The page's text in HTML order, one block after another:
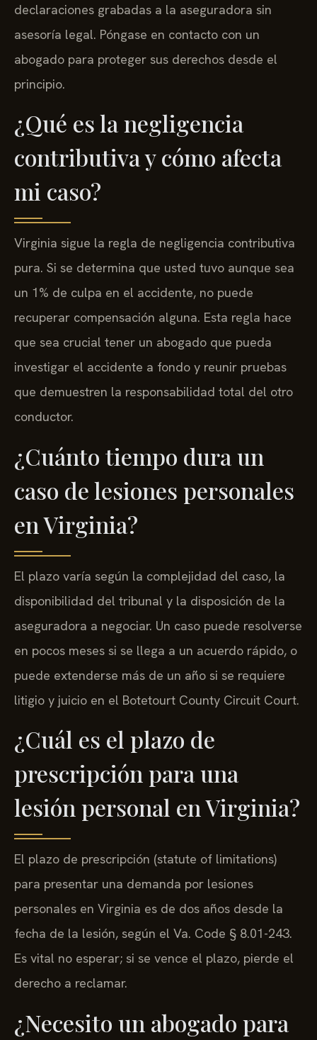
declaraciones grabadas a la aseguradora sin
asesoría legal. Póngase en contacto con un
abogado para proteger sus derechos desde el
principio.
¿Qué es la negligencia
contributiva y cómo afecta
mi caso?
Virginia sigue la regla de negligencia contributiva
pura. Si se determina que usted tuvo aunque sea
un 1% de culpa en el accidente, no puede
recuperar compensación alguna. Esta regla hace
que sea crucial tener un abogado que pueda
investigar el accidente a fondo y reunir pruebas
que demuestren la responsabilidad total del otro
conductor.
¿Cuánto tiempo dura un
caso de lesiones personales
en Virginia?
El plazo varía según la complejidad del caso, la
disponibilidad del tribunal y la disposición de la
aseguradora a negociar. Un caso puede resolverse
en pocos meses si se llega a un acuerdo rápido, o
puede extenderse más de un año si se requiere
litigio y juicio en el Botetourt County Circuit Court.
¿Cuál es el plazo de
prescripción para una
lesión personal en Virginia?
El plazo de prescripción (statute of limitations)
para presentar una demanda por lesiones
personales en Virginia es de dos años desde la
fecha de la lesión, según el Va. Code § 8.01-243.
Es vital no esperar; si se vence el plazo, pierde el
derecho a reclamar.
¿Necesito un abogado para